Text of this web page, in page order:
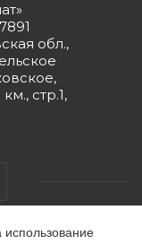
обл.,
стр.1,
использование